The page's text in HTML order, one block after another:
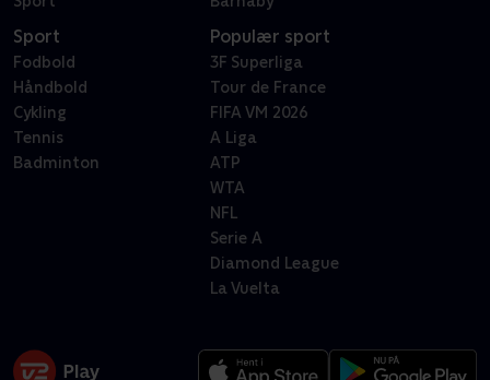
Sport
Fodbold
Håndbold
Cykling
Tennis
Badminton
Populær sport
3F Superliga
Tour de France
FIFA VM 2026
A Liga
ATP
WTA
NFL
Serie A
Diamond League
La Vuelta